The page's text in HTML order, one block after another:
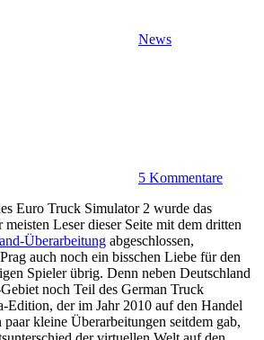
News
5 Kommentare
Euro Truck Simulator 2 wurde das
Leser dieser Seite mit dem dritten
Überarbeitung abgeschlossen,
auch noch ein bisschen Liebe für den
Spieler übrig. Denn neben Deutschland
noch Teil des German Truck
Edition, der im Jahr 2010 auf den Handel
kleine Überarbeitungen seitdem gab,